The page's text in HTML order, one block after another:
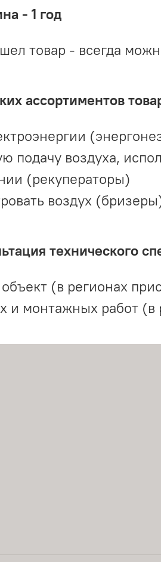
- 1 год
товар - всегда
ассортиментов
подачу воздуха,
(рекуператоры)
воздух
технического
(в регионах
и монтажных работ (в